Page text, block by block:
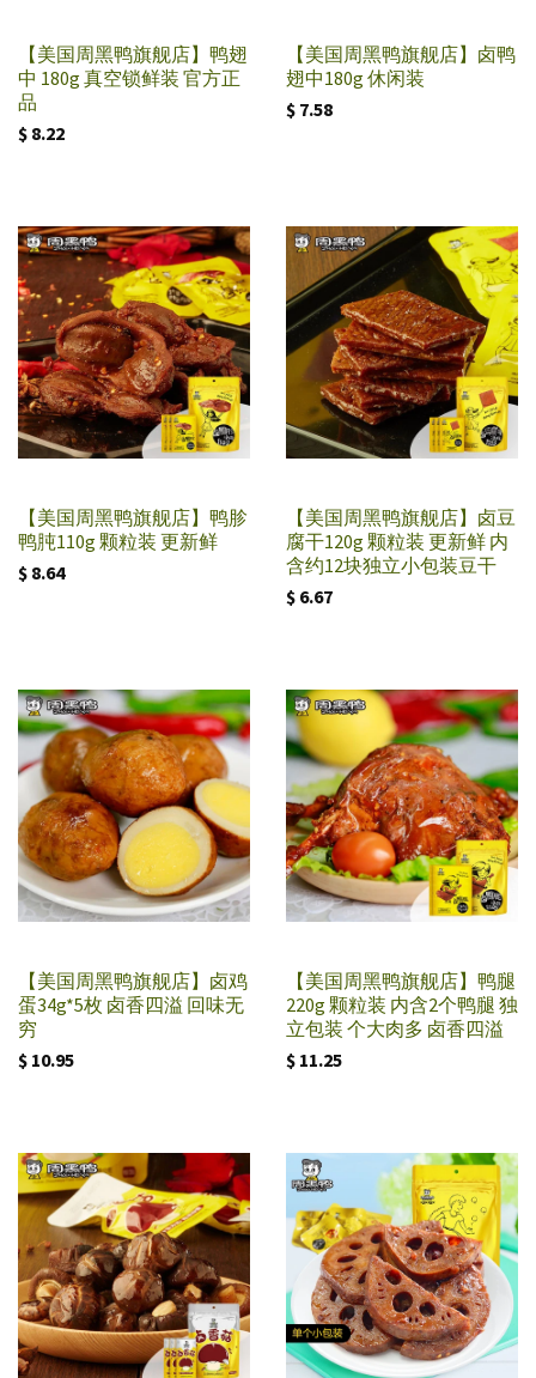
【美国周黑鸭旗舰店】鸭翅
中 180g 真空锁鲜装 官方正
品
$ 8.22
【美国周黑鸭旗舰店】卤鸭
翅中180g 休闲装
$ 7.58
【美国周黑鸭旗舰店】鸭胗
鸭肫110g 颗粒装 更新鲜
$ 8.64
【美国周黑鸭旗舰店】卤豆
腐干120g 颗粒装 更新鲜 内
含约12块独立小包装豆干
$ 6.67
【美国周黑鸭旗舰店】卤鸡
蛋34g*5枚 卤香四溢 回味无
穷
$ 10.95
【美国周黑鸭旗舰店】鸭腿
220g 颗粒装 内含2个鸭腿 独
立包装 个大肉多 卤香四溢
$ 11.25